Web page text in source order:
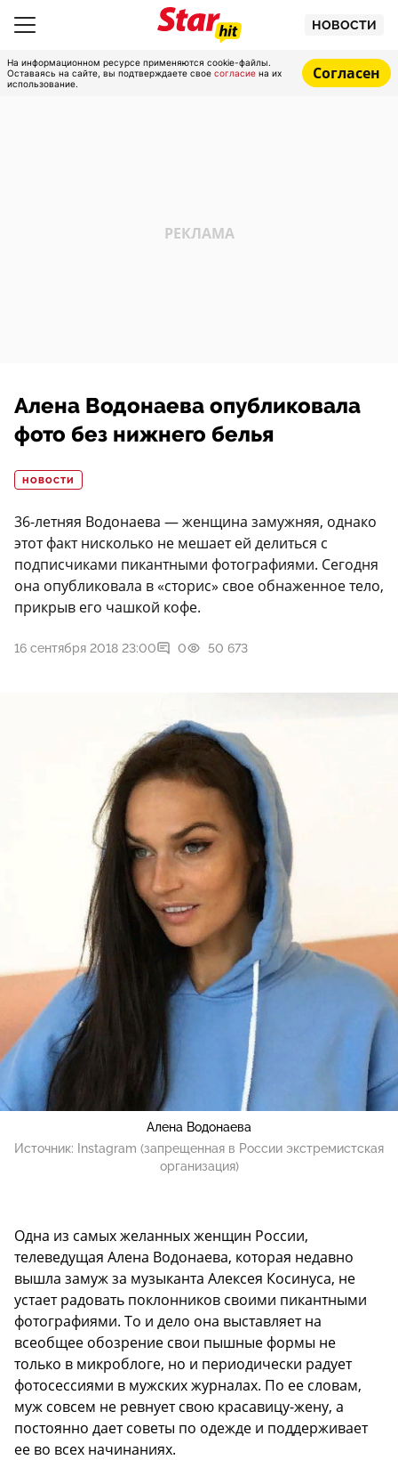
НОВОСТИ
На информационном ресурсе применяются cookie-файлы.
Оставаясь на сайте, вы подтверждаете свое согласие на их
использование.
Согласен
Алена Водонаева опубликовала
фото без нижнего белья
НОВОСТИ
36-летняя Водонаева — женщина замужняя, однако
этот факт нисколько не мешает ей делиться с
подписчиками пикантными фотографиями. Сегодня
она опубликовала в «сторис» свое обнаженное тело,
прикрыв его чашкой кофе.
16 сентября 2018 23:00 0 50 673
Алена Водонаева
Источник:
Instagram (запрещенная в России экстремистская
организация)
Одна из самых желанных женщин России,
телеведущая Алена Водонаева, которая недавно
вышла замуж за музыканта Алексея Косинуса, не
устает радовать поклонников своими пикантными
фотографиями. То и дело она выставляет на
всеобщее обозрение свои пышные формы не
только в микроблоге, но и периодически радует
фотосессиями в мужских журналах. По ее словам,
муж совсем не ревнует свою красавицу-жену, а
постоянно дает советы по одежде и поддерживает
ее во всех начинаниях.